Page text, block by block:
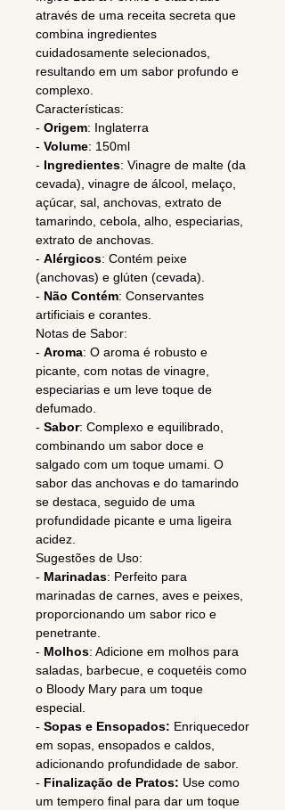
através de uma receita secreta que
combina ingredientes
cuidadosamente selecionados,
resultando em um sabor profundo e
complexo.
Características:
- Origem: Inglaterra
- Volume: 150ml
- Ingredientes: Vinagre de malte (da
cevada), vinagre de álcool, melaço,
açúcar, sal, anchovas, extrato de
tamarindo, cebola, alho, especiarias,
extrato de anchovas.
- Alérgicos: Contém peixe
(anchovas) e glúten (cevada).
- Não Contém: Conservantes
artificiais e corantes.
Notas de Sabor:
- Aroma: O aroma é robusto e
picante, com notas de vinagre,
especiarias e um leve toque de
defumado.
- Sabor: Complexo e equilibrado,
combinando um sabor doce e
salgado com um toque umami. O
sabor das anchovas e do tamarindo
se destaca, seguido de uma
profundidade picante e uma ligeira
acidez.
Sugestões de Uso:
- Marinadas: Perfeito para
marinadas de carnes, aves e peixes,
proporcionando um sabor rico e
penetrante.
- Molhos: Adicione em molhos para
saladas, barbecue, e coquetéis como
o Bloody Mary para um toque
especial.
- Sopas e Ensopados: Enriquecedor
em sopas, ensopados e caldos,
adicionando profundidade de sabor.
- Finalização de Pratos: Use como
um tempero final para dar um toque